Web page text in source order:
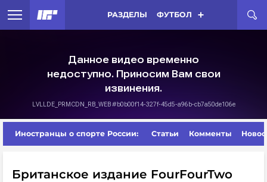
РАЗДЕЛЫ ФУТБОЛ
Иностранцы о спорте России: Статьи Комменты
Британское издание FourFourTwo